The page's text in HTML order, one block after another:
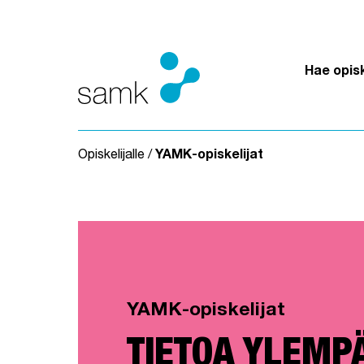
Hae
Opiskelijalle / YAMK-opiskelijat
YAMK-opiskelijat